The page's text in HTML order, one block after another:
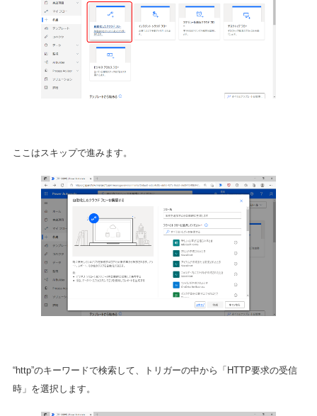
ここはスキップで進みます。
“http”のキーワードで検索して、トリガーの中から「HTTP要求の受信
時」を選択します。